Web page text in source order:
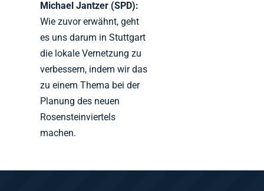
Michael Jantzer (SPD):
Wie zuvor erwähnt, geht
es uns darum in Stuttgart
die lokale Vernetzung zu
verbessern, indem wir das
zu einem Thema bei der
Planung des neuen
Rosensteinviertels
machen.